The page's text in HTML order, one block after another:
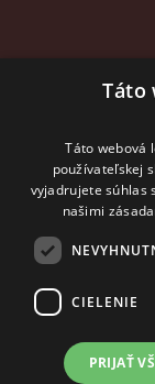
sales@rosler.sk
Regionálni
Západ a stred:
+421 903 728 402
Východ
mobil: +421 901 728 409
Táto
Táto webová
používateľskej
vyjadrujete súhlas
našimi
CIELENIE
PRIJAŤ